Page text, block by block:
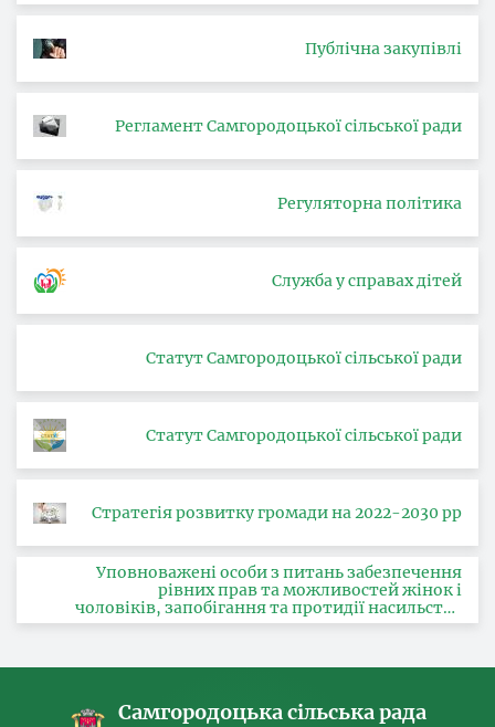
Публічна закупівлі
Регламент Самгородоцької сільської ради
Регуляторна політика
Служба у справах дітей
Статут Самгородоцької сільської ради
Статут Самгородоцької сільської ради
Стратегія розвитку громади на 2022-2030 рр
Уповноважені особи з питань забезпечення
рівних прав та можливостей жінок і
чоловіків, запобігання та протидії насильству
за ознакою статі, з питань здійснення заходів,
Самгородоцька сільська рада